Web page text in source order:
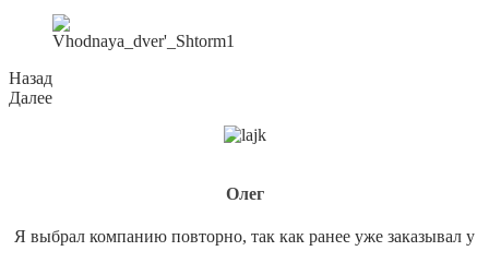
Назад
Далее
Олег
Я выбрал компанию повторно, так как ранее уже заказывал у